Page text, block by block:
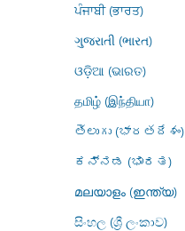
ਪੰਜਾਬੀ (ਭਾਰਤ)
ગુજરાતી (ભારત)
ଓଡ଼ିଆ (ଭାରତ)
தமிழ் (இந்தியா)
తెలుగు (భారతదేశం)
ಕನ್ನಡ (ಭಾರತ)
മലയാളം (ഇന്ത്യ)
සිංහල (ශ්‍රී ලංකාව)